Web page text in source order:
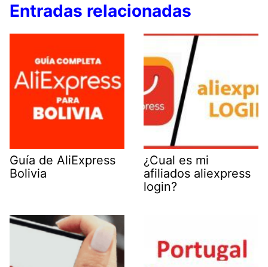
Entradas relacionadas
Guía de AliExpress
Bolivia
¿Cual es mi
afiliados aliexpress
login?